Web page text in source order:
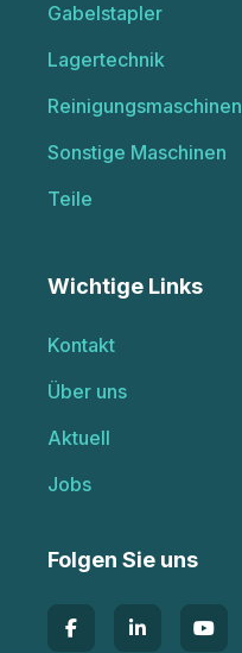
Gabelstapler
Lagertechnik
Reinigungsmaschinen
Sonstige Maschinen
Teile
Wichtige Links
Kontakt
Über uns
Aktuell
Jobs
Folgen Sie uns